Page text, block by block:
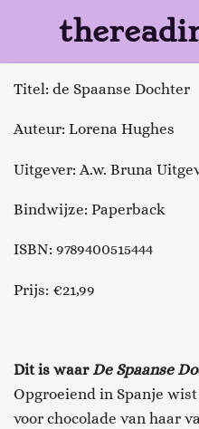
naar
de
Titel: de Spaanse Dochter
Auteur: Lorena Hughes
Uitgever: A.w. Bruna
Bindwijze: Paperback
ISBN: 9789400515444
Prijs: €21,99
Dit is waarDe Spaanse
Opgroeiend in Spanje
voor chocolade van haar